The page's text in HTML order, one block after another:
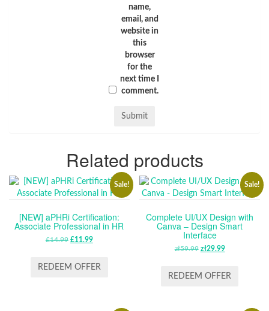
name,
email, and
website in
this
browser
for the
next time I
comment.
Related products
Sale!
[NEW] aPHRi Certification:
Associate Professional in HR
£14.99 ORIGINAL
WAS:
£11.99CURRENT
IS:
REDEEM OFFER
Sale!
Complete UI/UX Design with
Canva – Design Smart
Interface
zł59.99 ORIGINAL
WAS:
zł29.99CURRENT
IS:
REDEEM OFFER